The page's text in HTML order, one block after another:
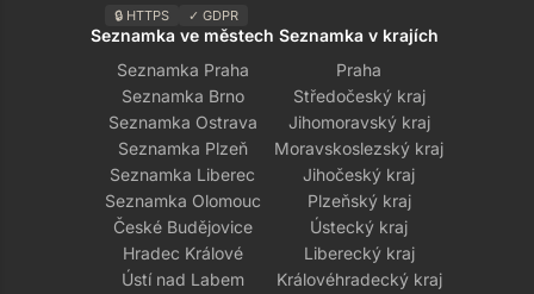
🔒 HTTPS ✓ GDPR
Seznamka ve městech
Seznamka Praha
Seznamka Brno
Seznamka Ostrava
Seznamka Plzeň
Seznamka Liberec
Seznamka Olomouc
České Budějovice
Hradec Králové
Ústí nad Labem
Seznamka v krajích
Praha
Středočeský kraj
Jihomoravský kraj
Moravskoslezský kraj
Jihočeský kraj
Plzeňský kraj
Ústecký kraj
Liberecký kraj
Královéhradecký kraj